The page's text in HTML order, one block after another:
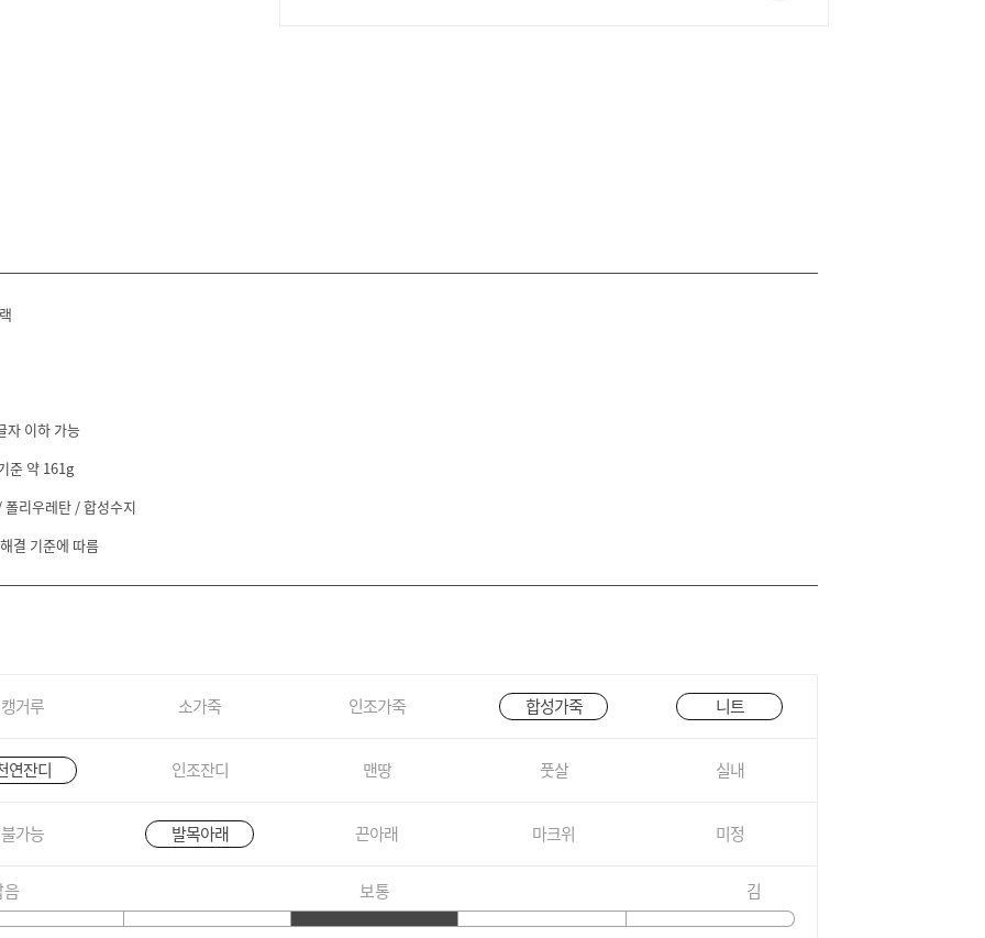
자 이하 가능
준 약 161g
리우레탄 / 합성수지
결 기준에 따름
캥거루 소가죽 인조가죽 합성가죽 니트
연잔디 인조잔디 맨땅 풋살 실내
불가능 발목아래 끈아래 마크위 미정
보통 김